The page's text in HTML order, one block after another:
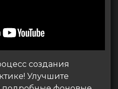
создания
Улучшите